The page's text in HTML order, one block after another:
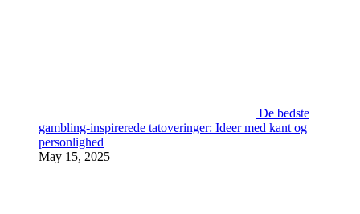
De bedste
gambling-inspirerede tatoveringer: Ideer med kant og
personlighed
May 15, 2025